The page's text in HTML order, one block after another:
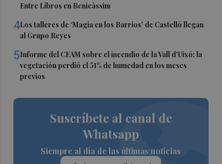
Entre Libros en Benicàssim
4Los talleres de ‘Magia en los Barrios’ de Castelló llegan
al Grupo Reyes
5Informe del CEAM sobre el incendio de la Vall d'Uixó: la
vegetación perdió el 51% de humedad en los meses
previos
Suscríbete al canal de
Whatsapp
Siempre al día de las últimas noticias